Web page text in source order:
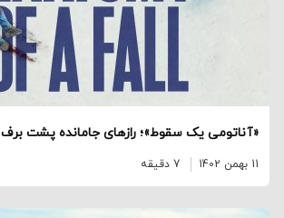
«آناتومی یک سقوط»؛ رازهای جامانده پشت برف
11 بهمن 1402 7 دقیقه